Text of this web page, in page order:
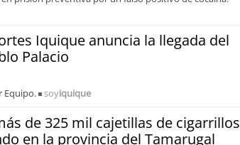
Iquique anuncia la llegada del
Palacio
Equipo. soyiquique
de 325 mil cajetillas de cigarrillos
en la provincia del Tamarugal